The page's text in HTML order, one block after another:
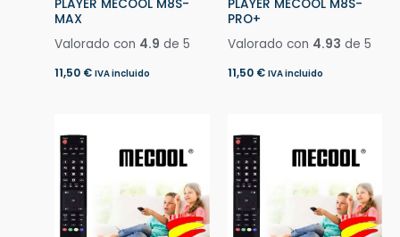
PLAYER MECOOL M8S-
MAX
Valorado con 4.9 de 5
11,50 € IVA incluido
PLAYER MECOOL M8S-
PRO+
Valorado con 4.93 de 5
11,50 € IVA incluido